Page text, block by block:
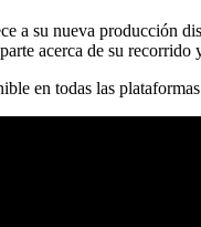
a su nueva producción
acerca de su recorrido
en todas las